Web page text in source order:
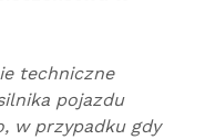
techniczne
pojazdu
w przypadku gdy